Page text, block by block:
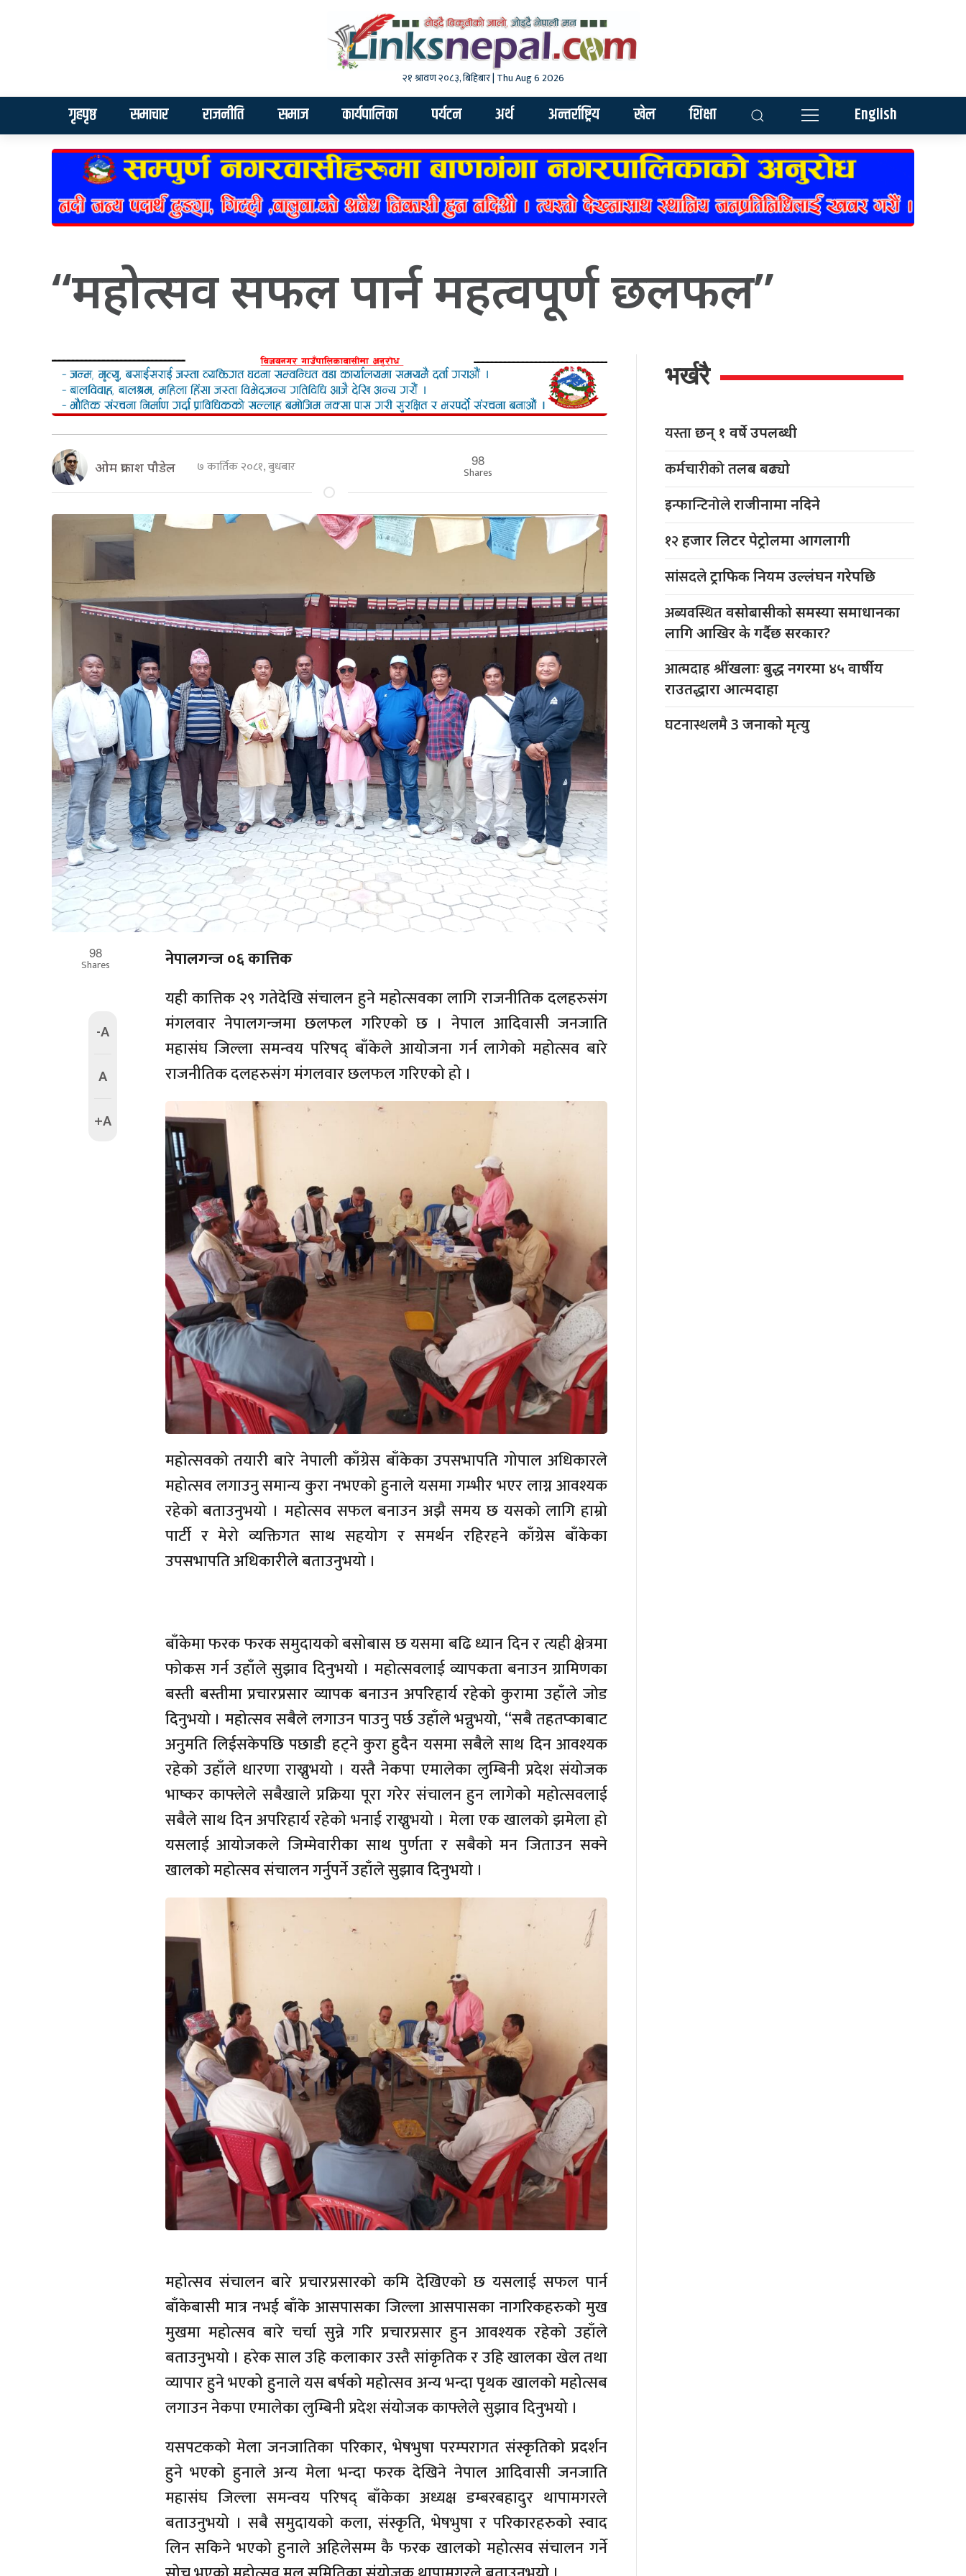
२१ श्रावण २०८३, बिहिबार | Thu Aug 6 2026
गृहपृष्ठ समाचार राजनीति समाज कार्यपालिका पर्यटन अर्थ अन्तर्राष्ट्रिय खेल शिक्षा English
“महोत्सव सफल पार्न महत्वपूर्ण छलफल”
ओम प्रकाश पौडेल ७ कार्तिक २०८१, बुधबार 98
Shares
98
Shares
-A
A
+A
नेपालगन्ज ०६ कात्तिक
यही कात्तिक २९ गतेदेखि संचालन हुने महोत्सवका लागि राजनीतिक दलहरुसंग
मंगलवार नेपालगन्जमा छलफल गरिएको छ । नेपाल आदिवासी जनजाति
महासंघ जिल्ला समन्वय परिषद् बाँकेले आयोजना गर्न लागेको महोत्सव बारे
राजनीतिक दलहरुसंग मंगलवार छलफल गरिएको हो ।
महोत्सवको तयारी बारे नेपाली काँग्रेस बाँकेका उपसभापति गोपाल अधिकारले
महोत्सव लगाउनु समान्य कुरा नभएको हुनाले यसमा गम्भीर भएर लाग्न आवश्यक
रहेको बताउनुभयो । महोत्सव सफल बनाउन अझै समय छ यसको लागि हाम्रो
पार्टी र मेरो व्यक्तिगत साथ सहयोग र समर्थन रहिरहने काँग्रेस बाँकेका
उपसभापति अधिकारीले बताउनुभयो ।
बाँकेमा फरक फरक समुदायको बसोबास छ यसमा बढि ध्यान दिन र त्यही क्षेत्रमा
फोकस गर्न उहाँले सुझाव दिनुभयो । महोत्सवलाई व्यापकता बनाउन ग्रामिणका
बस्ती बस्तीमा प्रचारप्रसार व्यापक बनाउन अपरिहार्य रहेको कुरामा उहाँले जोड
दिनुभयो । महोत्सव सबैले लगाउन पाउनु पर्छ उहाँले भन्नुभयो, “सबै तहतप्काबाट
अनुमति लिईसकेपछि पछाडी हट्ने कुरा हुदैन यसमा सबैले साथ दिन आवश्यक
रहेको उहाँले धारणा राख्नुभयो । यस्तै नेकपा एमालेका लुम्बिनी प्रदेश संयोजक
भाष्कर काफ्लेले सबैखाले प्रक्रिया पूरा गरेर संचालन हुन लागेको महोत्सवलाई
सबैले साथ दिन अपरिहार्य रहेको भनाई राख्नुभयो । मेला एक खालको झमेला हो
यसलाई आयोजकले जिम्मेवारीका साथ पुर्णता र सबैको मन जिताउन सक्ने
खालको महोत्सव संचालन गर्नुपर्ने उहाँले सुझाव दिनुभयो ।
महोत्सव संचालन बारे प्रचारप्रसारको कमि देखिएको छ यसलाई सफल पार्न
बाँकेबासी मात्र नभई बाँके आसपासका जिल्ला आसपासका नागरिकहरुको मुख
मुखमा महोत्सव बारे चर्चा सुन्ने गरि प्रचारप्रसार हुन आवश्यक रहेको उहाँले
बताउनुभयो । हरेक साल उहि कलाकार उस्तै सांकृतिक र उहि खालका खेल तथा
व्यापार हुने भएको हुनाले यस बर्षको महोत्सव अन्य भन्दा पृथक खालको महोत्सब
लगाउन नेकपा एमालेका लुम्बिनी प्रदेश संयोजक काफ्लेले सुझाव दिनुभयो ।
यसपटकको मेला जनजातिका परिकार, भेषभुषा परम्परागत संस्कृतिको प्रदर्शन
हुने भएको हुनाले अन्य मेला भन्दा फरक देखिने नेपाल आदिवासी जनजाति
महासंघ जिल्ला समन्वय परिषद् बाँकेका अध्यक्ष डम्बरबहादुर थापामगरले
बताउनुभयो । सबै समुदायको कला, संस्कृति, भेषभुषा र परिकारहरुको स्वाद
लिन सकिने भएको हुनाले अहिलेसम्म कै फरक खालको महोत्सव संचालन गर्ने
भर्खरै
यस्ताछन् १ वर्षे उपलब्धी
कर्मचारीकोतलब बढ्यो
इन्फान्टिनोलेराजीनामा नदिने
१२हजार लिटर पेट्रोलमा आगलागी
सांसदलेट्राफिक नियम उल्लंघन गरेपछि
अब्यवस्थितवसोबासीको समस्या समाधानका
लागि आखिर के गर्दैछ सरकार?
आत्मदाहश्रींखलाः बुद्ध नगरमा ४५ वार्षीय
राउतद्धारा आत्मदाहा
घटनास्थलमै3 जनाको मृत्यु